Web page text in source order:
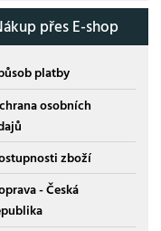
přes E-shop
platby
osobních
zboží
- Česká